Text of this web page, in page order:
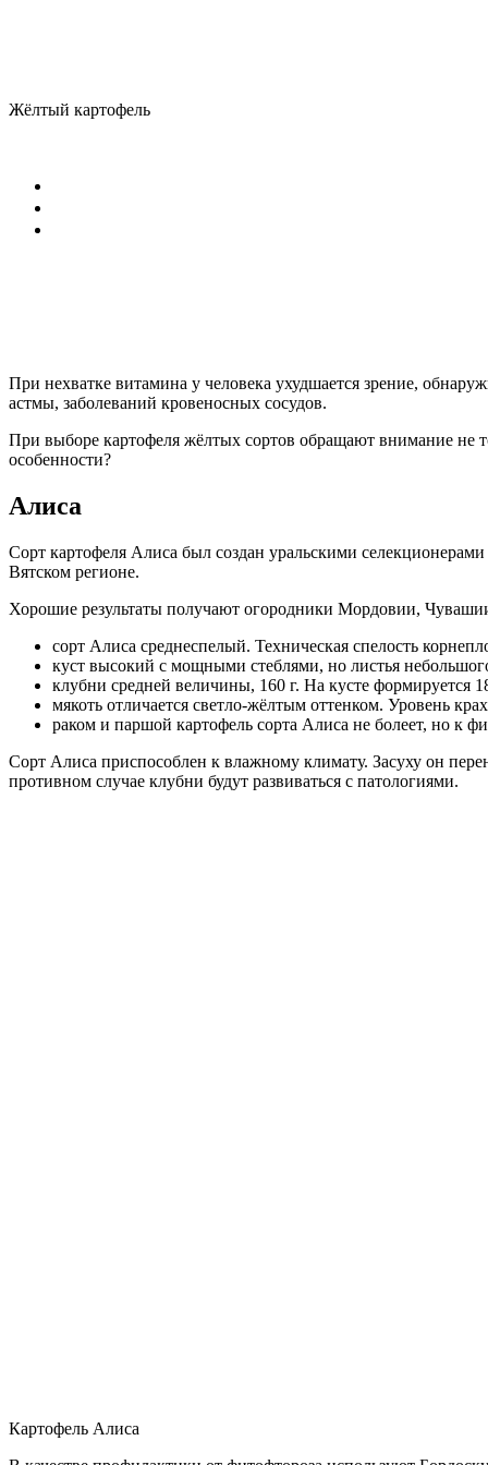
Жёлтый картофель
При нехватке витамина у человека ухудшается зрение,
астмы, заболеваний кровеносных сосудов.
При выборе картофеля жёлтых сортов обращают внимание не
особенности?
Алиса
Сорт картофеля Алиса был создан уральскими
Вятском регионе.
Хорошие результаты получают огородники Мордовии,
сорт Алиса среднеспелый. Техническая спелость
куст высокий с мощными стеблями, но листья
клубни средней величины, 160 г. На кусте формируется
мякоть отличается светло-жёлтым оттенком. Уровень
раком и паршой картофель сорта Алиса не болеет, но к
Сорт Алиса приспособлен к влажному климату. Засуху он
противном случае клубни будут развиваться с патологиями.
Картофель Алиса